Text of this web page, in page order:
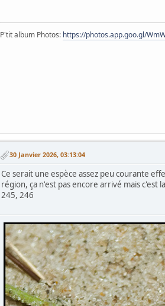
P'tit album Photos: https://photos.app.goo.gl/
30 Janvier 2026, 03:13:04
Ce serait une espèce assez peu courante
région, ça n'est pas encore arrivé mais
245, 246